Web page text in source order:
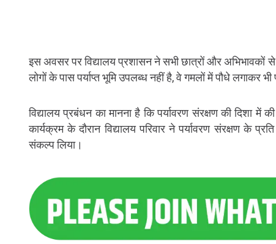
इस अवसर पर विद्यालय प्रशासन ने सभी छात्रों और
लोगों के पास पर्याप्त भूमि उपलब्ध नहीं है, वे गमलों में पौधे लगाकर
विद्यालय प्रबंधन का मानना है कि पर्यावरण संरक्षण की दिशा
कार्यक्रम के दौरान विद्यालय परिवार ने पर्यावरण संरक्षण के
संकल्प लिया।